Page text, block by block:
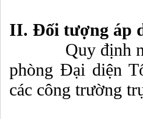
II. Đối tượng áp
Quy định này
phòng Đại diện
các công trường